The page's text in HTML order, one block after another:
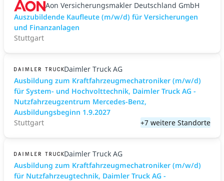
Aon Versicherungsmakler Deutschland GmbH
Auszubildende Kaufleute (m/w/d) für Versicherungen
und Finanzanlagen
Stuttgart
Daimler Truck AG
Ausbildung zum Kraftfahrzeugmechatroniker (m/w/d)
für System- und Hochvolttechnik, Daimler Truck AG -
Nutzfahrzeugzentrum Mercedes-Benz,
Ausbildungsbeginn 1.9.2027
Stuttgart
+7 weitere Standorte
Daimler Truck AG
Ausbildung zum Kraftfahrzeugmechatroniker (m/w/d)
für Nutzfahrzeugtechnik, Daimler Truck AG -